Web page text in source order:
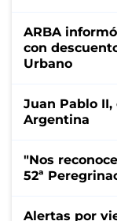
ARBA
con
Urbano
Juan Pablo
Argentina
"Nos
52ª
Alertas por